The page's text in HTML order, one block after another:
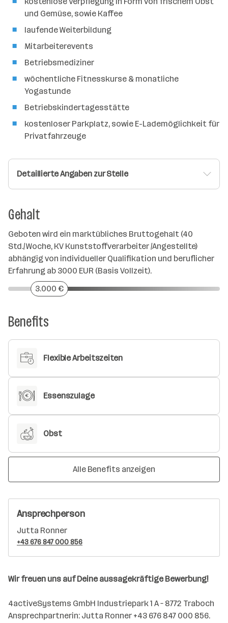
und Gemüse, sowie Kaffee
laufende Weiterbildung
Mitarbeiterevents
Betriebsmediziner
wöchentliche Fitnesskurse & monatliche
Yogastunde
Betriebskindertagesstätte
kostenloser Parkplatz, sowie E-Lademöglichkeit für
Privatfahrzeuge
Detaillierte Angaben zur Stelle
Gehalt
Geboten wird ein marktübliches Bruttogehalt (40
Std./Woche, KV Kunststoffverarbeiter /Angestellte)
abhängig von individueller Qualifikation und beruflicher
Erfahrung ab 3000 EUR (Basis Vollzeit).
3.000 €
Benefits
Flexible Arbeitszeiten
Essenszulage
Obst
Alle Benefits anzeigen
Ansprechperson
Jutta Ronner
+43 676 847 000 856
Wir freuen uns auf Deine aussagekräftige Bewerbung!
4activeSystems GmbH Industriepark 1 A – 8772 Traboch
Ansprechpartnerin: Jutta Ronner +43 676 847 000 856.